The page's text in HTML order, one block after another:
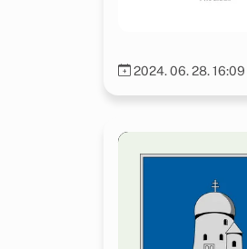
2024. 06. 28. 16:09